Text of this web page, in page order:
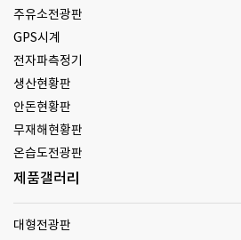
주유소전광판
GPS시계
전자파측정기
생산현황판
안돈현황판
무재해현황판
온습도전광판
제품갤러리
대형전광판